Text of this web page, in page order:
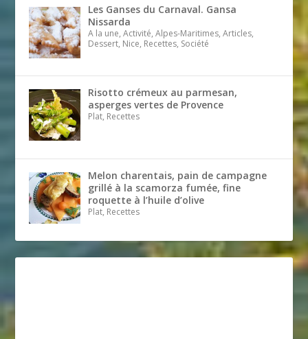
Les Ganses du Carnaval. Gansa
Nissarda
A la une, Activité, Alpes-Maritimes, Articles,
Dessert, Nice, Recettes, Société
Risotto crémeux au parmesan,
asperges vertes de Provence
Plat, Recettes
Melon charentais, pain de campagne
grillé à la scamorza fumée, fine
roquette à l’huile d’olive
Plat, Recettes